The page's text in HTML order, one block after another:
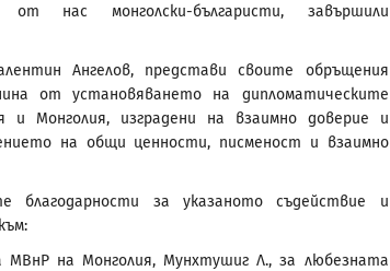
нас монголски-българисти, завършили
Ангелов, представи своите обръщения
от установяването на дипломатическите
Монголия, изградени на взаимно доверие и
на общи ценности, писменост и взаимно
благодарности за указаното съдействие и
МВнР на Монголия, Мунхтушиг Л., за любезната